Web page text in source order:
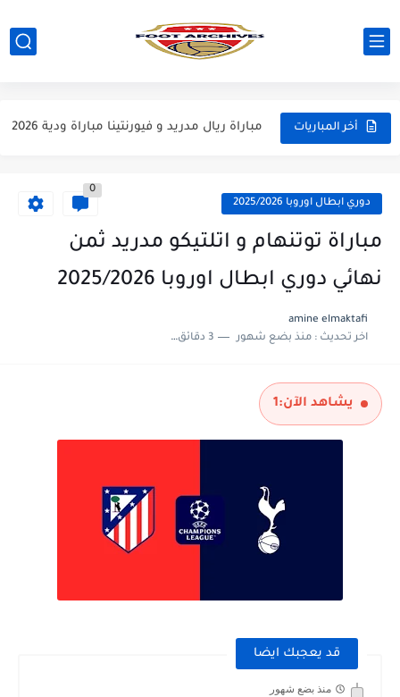
أخر المباريات
مباراة مانشستر يونايتد و اتلتيكو مدريد مباراة ودية 2026
مباراة ريال مدريد و فيورنتينا مباراة ودية 2026
مباراة برشلونة و بيرمنغهام مباراة ودية 2026
مباراة سيلتيك و ميلان مباراة ودية 2026
دوري ابطال اوروبا 2025/2026
0
مباراة توتنهام و اتلتيكو مدريد ثمن
نهائي دوري ابطال اوروبا 2025/2026
amine elmaktafi
اخر تحديث :منذ بضع شهور 3 دقائق للقراءة
يشاهد الآن:1
قد يعجبك ايضا
منذ بضع شهور